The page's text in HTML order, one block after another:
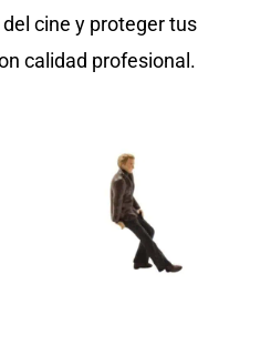
cine y proteger tus
calidad profesional.